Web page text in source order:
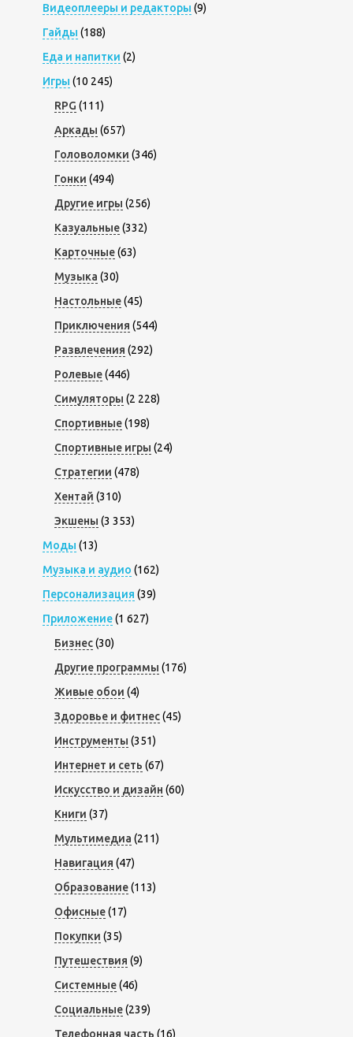
Видеоплееры и редакторы (9)
Гайды (188)
Еда и напитки (2)
Игры (10 245)
RPG (111)
Аркады (657)
Головоломки (346)
Гонки (494)
Другие игры (256)
Казуальные(332)
Карточные(63)
Музыка (30)
Настольные(45)
Приключения (544)
Развлечения (292)
Ролевые(446)
Симуляторы (2 228)
Спортивные(198)
Спортивные игры (24)
Стратегии (478)
Хентай (310)
Экшены (3 353)
Моды (13)
Музыка и аудио (162)
Персонализация (39)
Приложение(1 627)
Бизнес(30)
Другие программы (176)
Живые обои (4)
Здоровье и фитнес(45)
Инструменты (351)
Интернет и сеть (67)
Искусство и дизайн (60)
Книги (37)
Мультимедиа (211)
Навигация (47)
Образование(113)
Офисные(17)
Покупки (35)
Путешествия (9)
Системные(46)
Социальные(239)
Телефонная часть (16)